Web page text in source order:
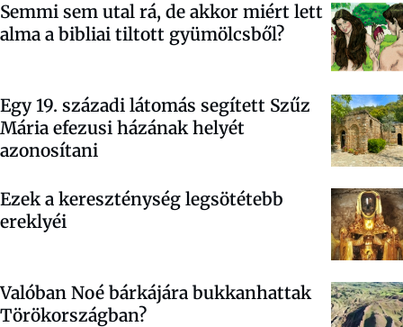
Semmi sem utal rá, de akkor miért lett
alma a bibliai tiltott gyümölcsből?
Egy 19. századi látomás segített Szűz
Mária efezusi házának helyét
azonosítani
Ezek a kereszténység legsötétebb
ereklyéi
Valóban Noé bárkájára bukkanhattak
Törökországban?